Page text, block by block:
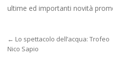
ultime ed importanti novità
← Lo spettacolo dell’acqua: Trofeo
Nico Sapio